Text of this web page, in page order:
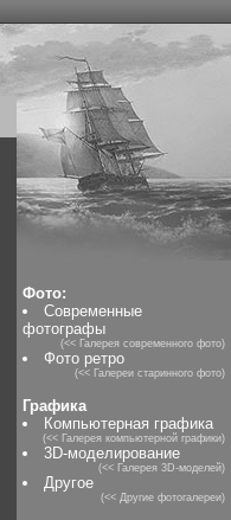
Фото:
Современные
фотографы
(<< Галерея современного фото)
Фото ретро
(<< Галереи старинного фото)
Графика
Компьютерная графика
(<< Галерея компьютерной графики)
3D-моделирование
(<< Галерея 3D-моделей)
Другое
(<< Другие фотогалереи)